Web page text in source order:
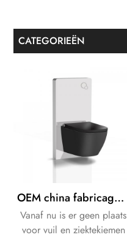
CATEGORIEËN
OEM china fabricage elektronische bidet
Vanaf nu is er geen plaats
voor vuil en ziektekiemen